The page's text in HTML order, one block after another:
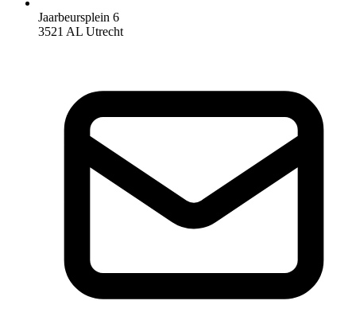
Jaarbeursplein 6
3521 AL Utrecht